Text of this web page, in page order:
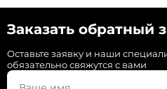
Заказать обратный
Оставьте заявку и наши
обязательно свяжутся с вами